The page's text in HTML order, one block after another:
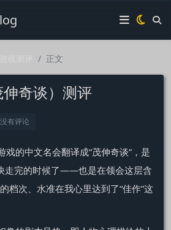
正文
奇谈）测评
没有评论
戏的中文名会翻译成“茂伸奇谈”，是
走完的时候了——也是在领会这层含
档次、水准在我心里达到了“佳作”这